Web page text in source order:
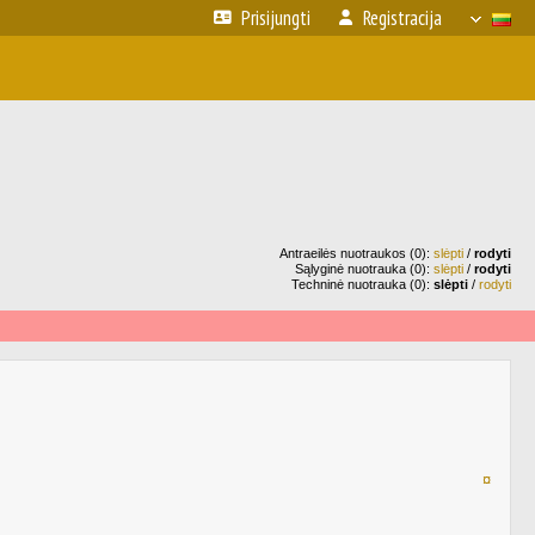
Prisijungti Registracija
Antraeilės nuotraukos (0): slėpti / rodyti
Sąlyginė nuotrauka (0): slėpti / rodyti
Techninė nuotrauka (0): slėpti / rodyti
¤